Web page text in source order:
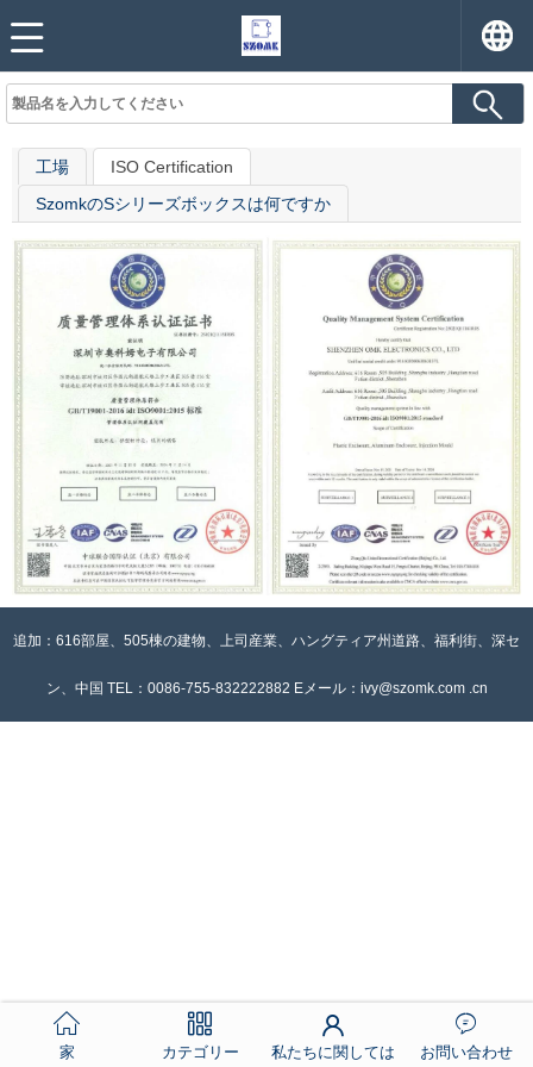
工場
ISO Certification
SzomkのSシリーズボックスは何ですか
追加：616部屋、505棟の建物、上司産業、ハングティア州道路、福利街、深セ
ン、中国 TEL：0086-755-832222882 Eメール：ivy@szomk.com .cn
家 カテゴリー 私たちに関しては お問い合わせ